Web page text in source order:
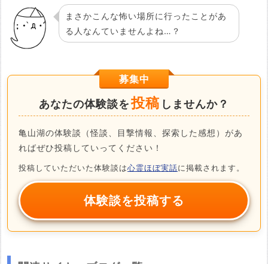
まさかこんな怖い場所に行ったことがあ
る人なんていませんよね…？
募集中
あなたの体験談を投稿 しませんか？
亀山湖の体験談（怪談、目撃情報、探索した感想）があ
ればぜひ投稿していってください！
投稿していただいた体験談は心霊ほぼ実話に掲載されます。
体験談を投稿する